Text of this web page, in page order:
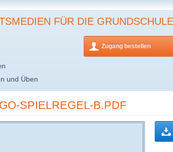
FÜR DIE GRUNDSCHULE
und Üben
Zugang bestellen
SPIELREGEL-B.PDF